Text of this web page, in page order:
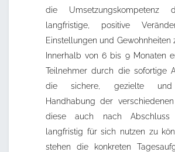
die Umsetzungskompetenz
langfristige, positive
Einstellungen und Gewohnheiten
Innerhalb von 6 bis 9 Monaten
Teilnehmer durch die sofortige
die sichere, gezielte und
Handhabung der
diese auch nach
langfristig für sich nutzen zu
stehen die konkreten